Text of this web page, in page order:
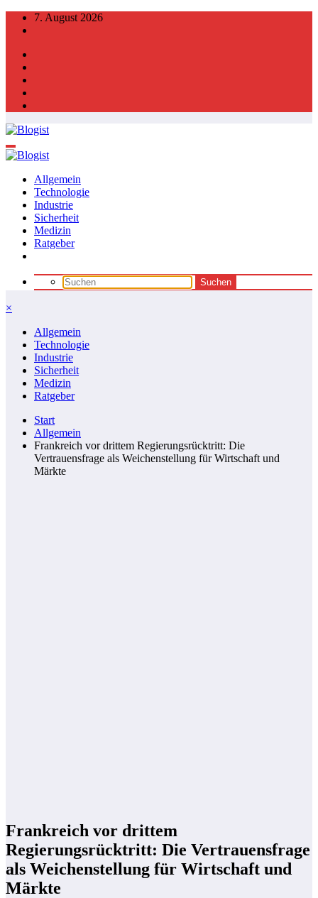
Zum
Inhalt
7. August 2026
Allgemein
Technologie
Industrie
Sicherheit
Medizin
Ratgeber
×
Allgemein
Technologie
Industrie
Sicherheit
Medizin
Ratgeber
Start
Allgemein
Frankreich vor drittem Regierungsrücktritt: Die
Vertrauensfrage als Weichenstellung für Wirtschaft und
Märkte
Frankreich vor drittem
Regierungsrücktritt: Die Vertrauensfrage
als Weichenstellung für Wirtschaft und
Märkte